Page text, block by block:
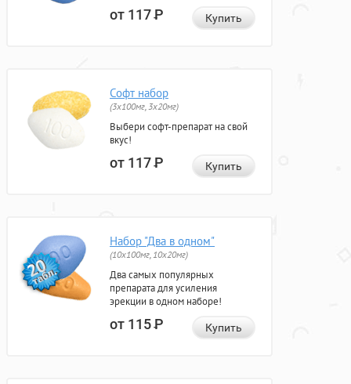
от 117Р Купить
Софт набор
(3x100мг, 3x20мг)
Выбери софт-препарат на свой
вкус!
от 117Р Купить
Набор "Два в одном"
(10x100мг, 10x20мг)
Два самых популярных
препарата для усиления
эрекции в одном наборе!
от 115Р Купить